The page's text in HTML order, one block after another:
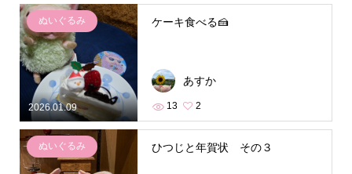
2026.01.09
ぬいぐるみ ケーキ食べる🍰
あすか
13 2
ぬいぐるみ ひつじと年賀状 その３